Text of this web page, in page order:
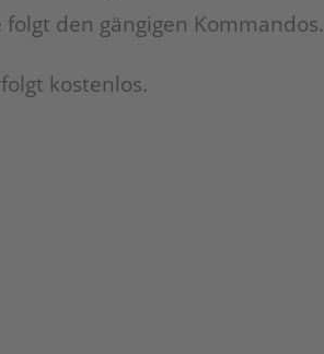
den gängigen Kommandos.
kostenlos.